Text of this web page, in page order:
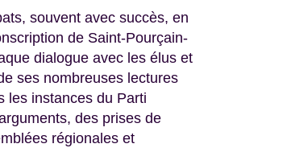
souvent avec succès, en
de Saint-Pourçain-
dialogue avec les élus et
ses nombreuses lectures
les instances du Parti
des prises de
régionales et